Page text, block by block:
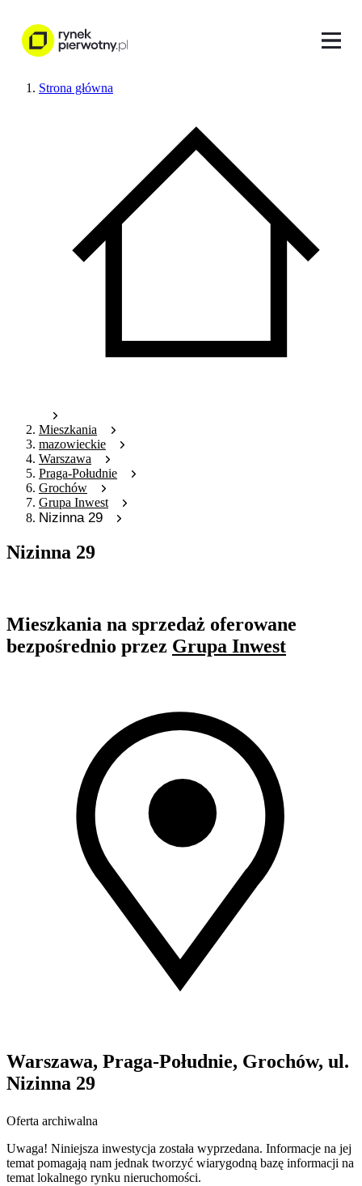
Strona główna
Mieszkania
mazowieckie
Warszawa
Praga-Południe
Grochów
Grupa Inwest
Nizinna 29
Nizinna 29
Mieszkania na sprzedaż oferowane
bezpośrednio przez Grupa Inwest
Warszawa, Praga-Południe, Grochów, ul.
Nizinna 29
Oferta archiwalna
Uwaga! Niniejsza inwestycja została wyprzedana. Informacje na jej
temat pomagają nam jednak tworzyć wiarygodną bazę informacji na
temat lokalnego rynku nieruchomości.